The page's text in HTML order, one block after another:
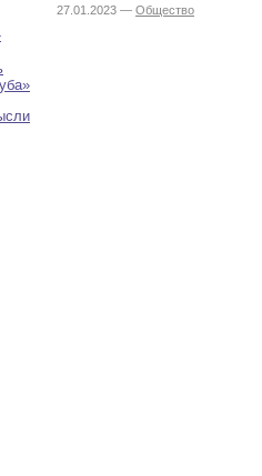
27.01.2023 — Общество